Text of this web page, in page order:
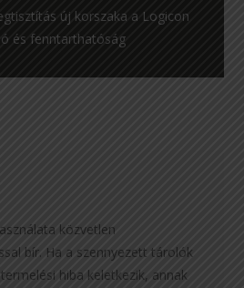
új korszaka a Logicon
és fenntarthatóság
közvetlen
bír. Ha a szennyezett tárolók
hiba keletkezik, annak